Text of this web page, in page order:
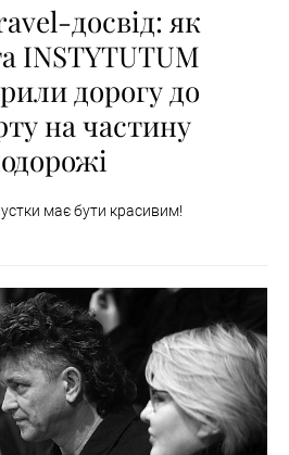
досвід: як
INSTYTUTUM
дорогу до
на частину
має бути красивим!